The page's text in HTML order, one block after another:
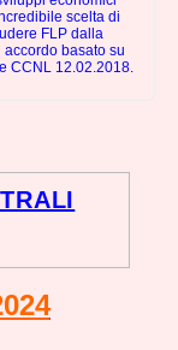
scelta di
FLP dalla
accordo basato su
CCNL 12.02.2018.